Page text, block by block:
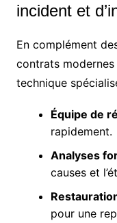
incident et
En complément
contrats
technique
Équipe de
rapidement.
Analyses
causes et
pour une